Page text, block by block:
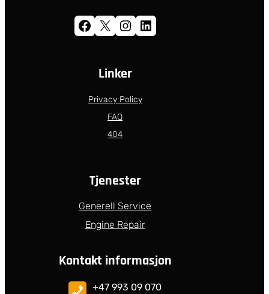
Facebook X Instagram LinkedIn
Linker
Privacy Policy
FAQ
404
Tjenester
Generell Service
Engine Repair
Kontakt informasjon
+47 993 09 070